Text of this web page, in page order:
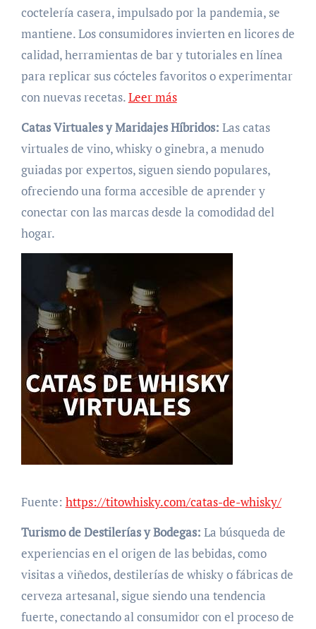
coctelería casera, impulsado por la pandemia, se
mantiene. Los consumidores invierten en licores de
calidad, herramientas de bar y tutoriales en línea
para replicar sus cócteles favoritos o experimentar
con nuevas recetas.Leer más
Catas Virtuales y Maridajes Híbridos: Las catas
virtuales de vino, whisky o ginebra, a menudo
guiadas por expertos, siguen siendo populares,
ofreciendo una forma accesible de aprender y
conectar con las marcas desde la comodidad del
hogar.
Fuente: https://titowhisky.com/catas-de-whisky/
Turismo de Destilerías y Bodegas: La búsqueda de
experiencias en el origen de las bebidas, como
visitas a viñedos, destilerías de whisky o fábricas de
cerveza artesanal, sigue siendo una tendencia
fuerte, conectando al consumidor con el proceso de